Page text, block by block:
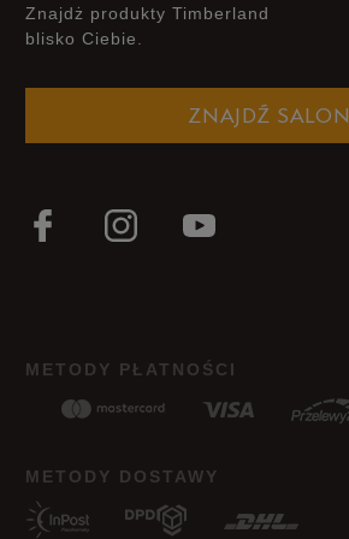
Znajdż produkty Timberland
blisko Ciebie.
ZNAJDŹ SALON
METODY PŁATNOŚCI
METODY DOSTAWY